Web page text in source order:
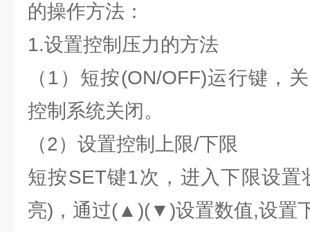
的操作方法：
1.设置控制压力的方法
（1）短按(ON/OFF)运行键，
控制系统关闭。
（2）设置控制上限/下限
短按SET键1次，进入下限设
亮)，通过(▲)(▼)设置数值,设置